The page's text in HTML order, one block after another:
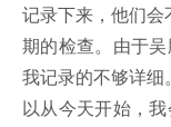
记录下来，他们会
期的检查。由于
我记录的不够详细
以从今天开始，